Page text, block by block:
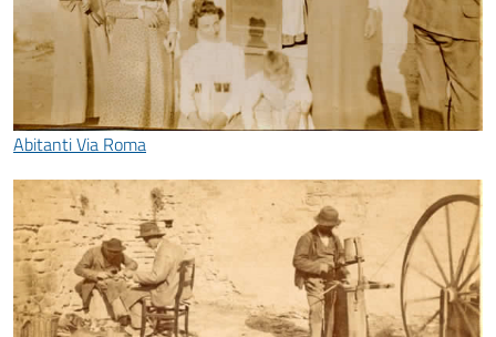
Abitanti Via Roma